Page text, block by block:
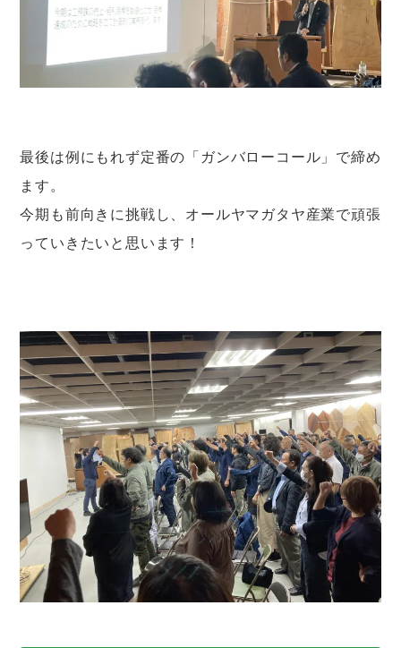
最後は例にもれず定番の「ガンバローコール」で締め
ます。
今期も前向きに挑戦し、オールヤマガタヤ産業で頑張
っていきたいと思います！